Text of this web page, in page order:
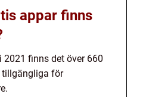
appar finns
finns det över 660
tillgängliga för